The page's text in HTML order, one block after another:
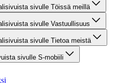
sivulle Töissä meillä
sivulle Vastuullisuus
sivulle Tietoa meistä
sivulle S-mobiili